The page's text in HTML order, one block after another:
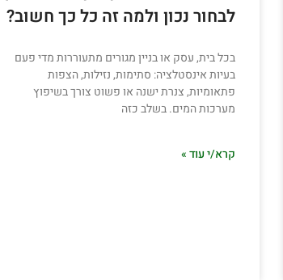
לבחור נכון ולמה זה כל כך חשוב?
בכל בית, עסק או בניין מגורים מתעוררות מדי פעם
בעיות אינסטלציה: סתימות, נזילות, הצפות
פתאומיות, צנרת ישנה או פשוט צורך בשיפוץ
מערכות המים. בשלב כזה
קרא/י עוד »